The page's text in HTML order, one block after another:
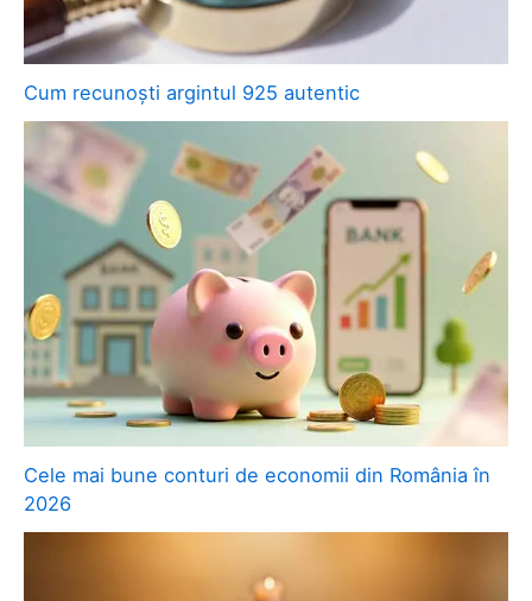
Cum recunoști argintul 925 autentic
Cele mai bune conturi de economii din România în
2026